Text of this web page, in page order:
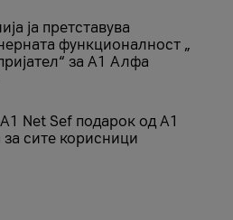
ја претставува
функционалност „
за А1 Алфа
Net Sеf подарок од А1
за сите корисници